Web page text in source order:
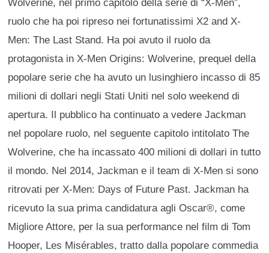
ruolo che ha poi ripreso nei fortunatissimi X2 and X-
Men: The Last Stand. Ha poi avuto il ruolo da
protagonista in X-Men Origins: Wolverine, prequel della
popolare serie che ha avuto un lusinghiero incasso di 85
milioni di dollari negli Stati Uniti nel solo weekend di
apertura. Il pubblico ha continuato a vedere Jackman
nel popolare ruolo, nel seguente capitolo intitolato The
Wolverine, che ha incassato 400 milioni di dollari in tutto
il mondo. Nel 2014, Jackman e il team di X-Men si sono
ritrovati per X-Men: Days of Future Past. Jackman ha
ricevuto la sua prima candidatura agli Oscar®, come
Migliore Attore, per la sua performance nel film di Tom
Hooper, Les Misérables, tratto dalla popolare commedia